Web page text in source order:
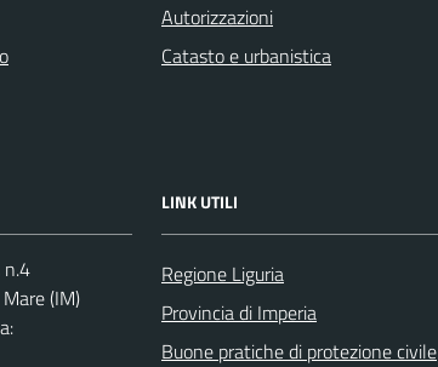
Autorizzazioni
Catasto e urbanistica
n.4
(IM)
LINK UTILI
Regione Liguria
Provincia di Imperia
Buone pratiche di protezione civile